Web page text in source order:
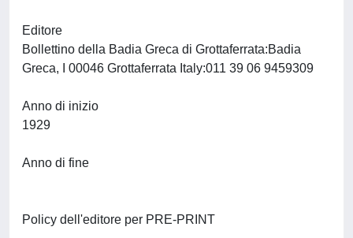
Editore
Bollettino della Badia Greca di Grottaferrata:Badia
Anno di inizio
Anno di fine
Policy dell'editore per PRE-PRINT